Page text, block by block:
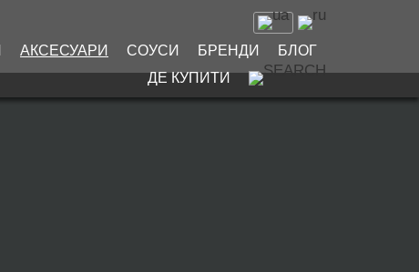
АКСЕСУАРИ СОУСИ БРЕНДИ
БЛОГ
ДЕ КУПИТИ